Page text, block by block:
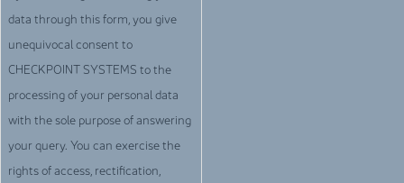
data
through
this
form,
you
give
unequivocal
data through this form, you give
unequivocal consent to
CHECKPOINT SYSTEMS to the
processing of your personal data
with the sole purpose of answering
your query. You can exercise the
rights of access, rectification,